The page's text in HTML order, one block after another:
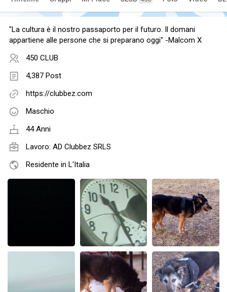
"La cultura è il nostro passaporto per il futuro. Il domani
appartiene alle persone che si preparano oggi" -Malcom X
450 CLUB
4,387 Post
https://clubbez.com
Maschio
44 Anni
Lavoro: AD Clubbez SRLS
Residente in L'Italia